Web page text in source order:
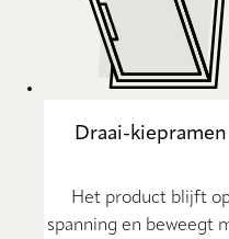
Draai-kiepramen
Het product blijft
spanning en beweegt